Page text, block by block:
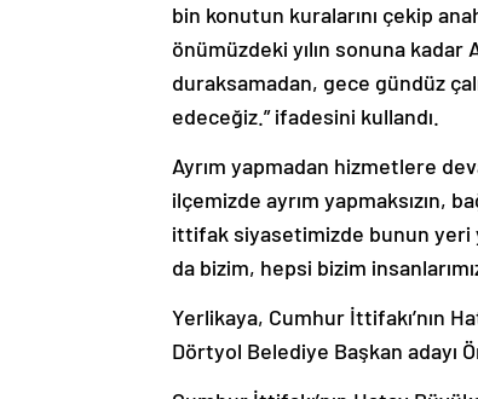
bin konutun kuralarını çekip
önümüzdeki yılın sonuna
duraksamadan, gece gündüz
edeceğiz.” ifadesini kullandı.
Ayrım yapmadan hizmetlere
ilçemizde ayrım yapmaksızın,
ittifak siyasetimizde bunun yeri
da bizim, hepsi bizim
Yerlikaya, Cumhur İttifakı’nın
Dörtyol Belediye Başkan adayı